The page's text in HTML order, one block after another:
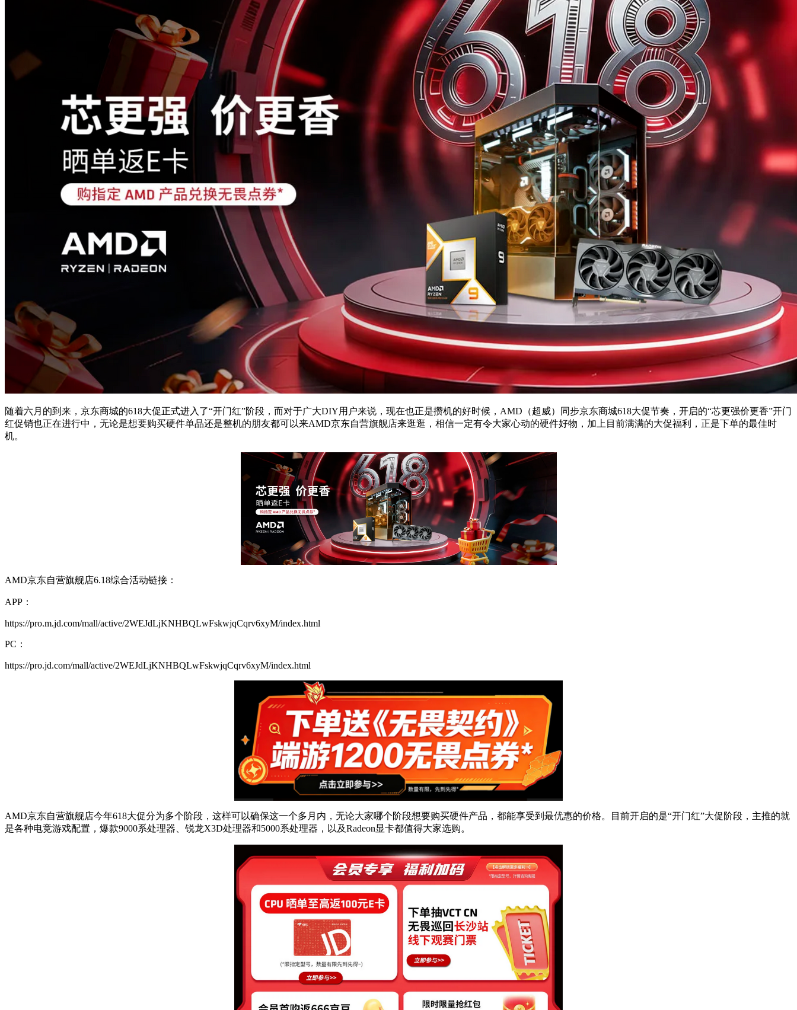
随着六月的到来，京东商城的618大促正式进入了“开门红”阶段，而对于广大DIY用户来说，现在也正是攒机的好时候，AMD（超威）同步京东商城618大促节奏，开启的“芯更强价更香”开门
红促销也正在进行中，无论是想要购买硬件单品还是整机的朋友都可以来AMD京东自营旗舰店来逛逛，相信一定有令大家心动的硬件好物，加上目前满满的大促福利，正是下单的最佳时
机。
AMD京东自营旗舰店6.18综合活动链接：
APP：
https://pro.m.jd.com/mall/active/2WEJdLjKNHBQLwFskwjqCqrv6xyM/index.html
PC：
https://pro.jd.com/mall/active/2WEJdLjKNHBQLwFskwjqCqrv6xyM/index.html
AMD京东自营旗舰店今年618大促分为多个阶段，这样可以确保这一个多月内，无论大家哪个阶段想要购买硬件产品，都能享受到最优惠的价格。目前开启的是“开门红”大促阶段，主推的就
是各种电竞游戏配置，爆款9000系处理器、锐龙X3D处理器和5000系处理器，以及Radeon显卡都值得大家选购。